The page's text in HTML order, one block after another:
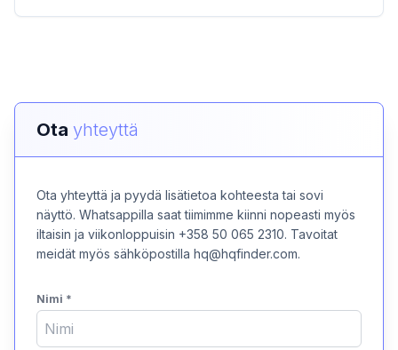
Ota yhteyttä
Ota yhteyttä ja pyydä lisätietoa kohteesta tai sovi
näyttö. Whatsappilla saat tiimimme kiinni nopeasti myös
iltaisin ja viikonloppuisin +358 50 065 2310. Tavoitat
meidät myös sähköpostilla hq@hqfinder.com.
Nimi *